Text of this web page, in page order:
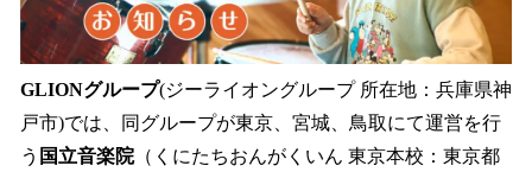
み
中
で
す
GLIONグループ(ジーライオングループ 所在地：兵庫県神
戸市)では、同グループが東京、宮城、鳥取にて運営を行
う 国立音楽院（くにたちおんがくいん 東京本校：東京都